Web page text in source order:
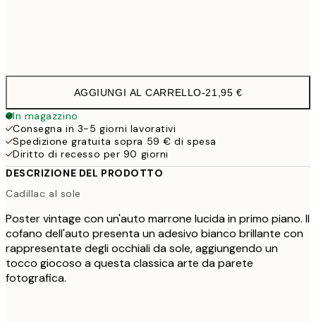
AGGIUNGI AL CARRELLO-21,95 €
In magazzino
Consegna in 3-5 giorni lavorativi
Spedizione gratuita sopra 59 € di spesa
Diritto di recesso per 90 giorni
DESCRIZIONE DEL PRODOTTO
Cadillac al sole
Poster vintage con un'auto marrone lucida in primo piano. Il
cofano dell'auto presenta un adesivo bianco brillante con
rappresentate degli occhiali da sole, aggiungendo un
tocco giocoso a questa classica arte da parete
fotografica.